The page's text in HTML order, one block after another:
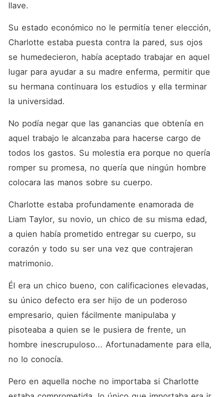
llave.
Su estado económico no le permitía tener elección,
Charlotte estaba puesta contra la pared, sus ojos
se humedecieron, había aceptado trabajar en aquel
lugar para ayudar a su madre enferma, permitir que
su hermana continuara los estudios y ella terminar
la universidad.
No podía negar que las ganancias que obtenía en
aquel trabajo le alcanzaba para hacerse cargo de
todos los gastos. Su molestia era porque no quería
romper su promesa, no quería que ningún hombre
colocara las manos sobre su cuerpo.
Charlotte estaba profundamente enamorada de
Liam Taylor, su novio, un chico de su misma edad,
a quien había prometido entregar su cuerpo, su
corazón y todo su ser una vez que contrajeran
matrimonio.
Él era un chico bueno, con calificaciones elevadas,
su único defecto era ser hijo de un poderoso
empresario, quien fácilmente manipulaba y
pisoteaba a quien se le pusiera de frente, un
hombre inescrupuloso... Afortunadamente para ella,
no lo conocía.
Pero en aquella noche no importaba si Charlotte